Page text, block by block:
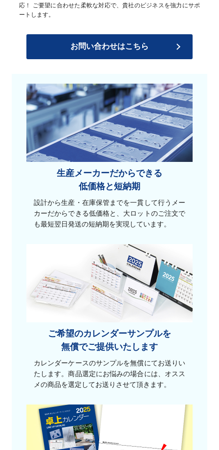
応！
ご要望に合わせた柔軟な対応で、貴社のビジネスを強力にサポ
ートします。
お問い合わせはこちら
生産メーカーだからできる
低価格と短納期
設計から生産・在庫保管までを一貫して行うメー
カーだからできる低価格と、大ロットのご注文で
も最短翌日発送の短納期を実現しています。
ご希望のカレンダーサンプルを
無償でご提供いたします
カレンダーケースのサンプルを無償にてお送りい
たします。商品選定にお悩みの場合には、オスス
メの商品を選定してお送りさせて頂きます。